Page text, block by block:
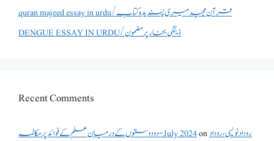
quran majeed essay in urdu/قرآن مجید میری پسندیدہ کتاب
DENGUE ESSAY IN URDU/ڈینگی بخار پر مضمون
Recent Comments
دو دوستوں کے درمیان علم کے فوائد پر مکالمہ - July 2024onروداد نویسی ،روداد